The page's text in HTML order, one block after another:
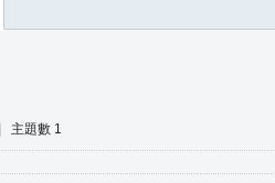
主題數 1